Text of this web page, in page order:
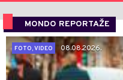
MONDO REPORTAŽE
FOTO, VIDEO
08.08.2026.